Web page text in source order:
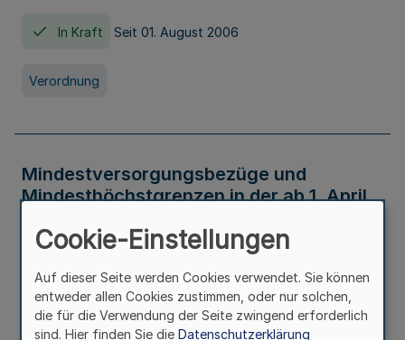
In Kraft Seit 01. August 2006
Verordnung
Mindestversorgungsbezüge und
Mindesthöchstgrenzen in der ab 1. April
Verwaltungsvorschrift
Cookie-Einstellungen
Auf dieser Seite werden Cookies verwendet. Sie können
entweder allen Cookies zustimmen, oder nur solchen,
die für die Verwendung der Seite zwingend erforderlich
sind. Hier finden Sie die Datenschutzerklärung